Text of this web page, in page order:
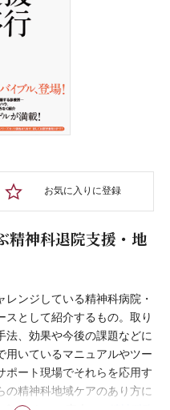
お気に入りに登録
精神科退院支援・地
ンジしている精神科病院・
スとして紹介するもの。取り
法、効果や今後の課題などに
用いているマニュアルやツー
ポート現場でそれらを応用す
の精神科地域ケアのあり方に